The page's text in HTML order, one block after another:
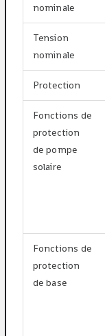
nominale
Tension
nominale
Protection
Fonctions de
protection
de pompe
solaire
Fonctions de
protection
de base